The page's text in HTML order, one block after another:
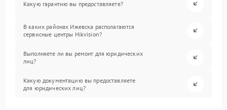
Какую гарантию вы предоставляете?
В каких районах Ижевска располагаются
сервисные центры Hikvision?
Выполняете ли вы ремонт для юридических
лиц?
Какую документацию вы предоставляете
для юридических лиц?